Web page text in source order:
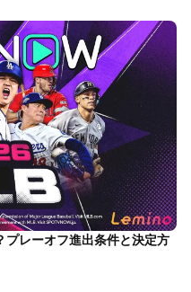
レーオフ進出条件と決定方